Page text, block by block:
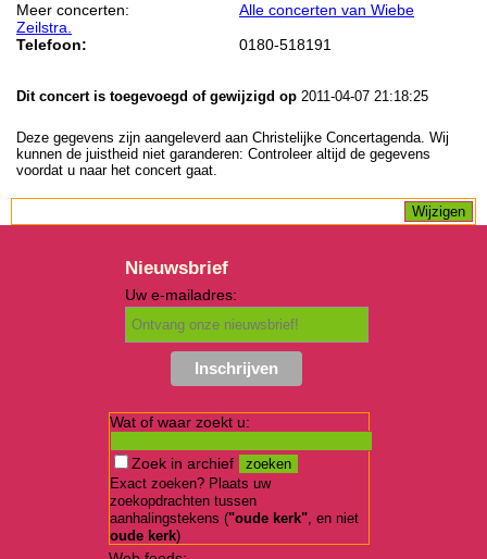
Meer concerten:
Alle concerten van Wiebe
Zeilstra.
Telefoon:
0180-518191
Dit concert is toegevoegd of gewijzigd op 2011-04-07 21:18:25
Deze gegevens zijn aangeleverd aan Christelijke Concertagenda. Wij
kunnen de juistheid niet garanderen: Controleer altijd de gegevens
voordat u naar het concert gaat.
Nieuwsbrief
Uw e-mailadres:
Wat of waar zoekt u:
Zoek in archief
Exact zoeken? Plaats uw
zoekopdrachten tussen
aanhalingstekens ("oude kerk", en niet
oude kerk)